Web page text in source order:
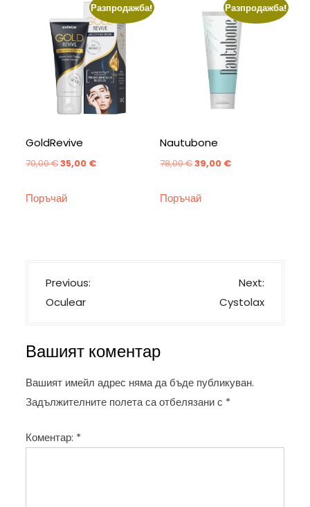
Разпродажба!
GoldRevive
70,00€Original
was:
35,00 €Текущата
Поръчай
Разпродажба!
Nautubone
78,00€Original
was:
39,00 €Текущата
Поръчай
Н
а
и
г
а
ц
я
Previous:
Oculear
Next:
Cystolax
Вашият коментар
Вашият имейл адрес няма да бъде публикуван.
Задължителните полета са отбелязани с *
Коментар: *